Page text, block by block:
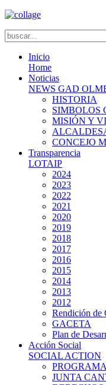
Inicio
Home
Noticias
NEWS GAD
HISTORIA
SIMBOLOS
MISIÓN Y
CONCEJO
Transparencia
LOTAIP
2024
2023
2022
2021
2020
2019
2018
2017
2016
2015
2014
2013
2012
Rendición de
GACETA
Plan de
Acción Social
SOCIAL ACTION
JUNTA